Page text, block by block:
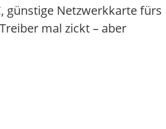
günstige Netzwerkkarte fürs
mal zickt – aber